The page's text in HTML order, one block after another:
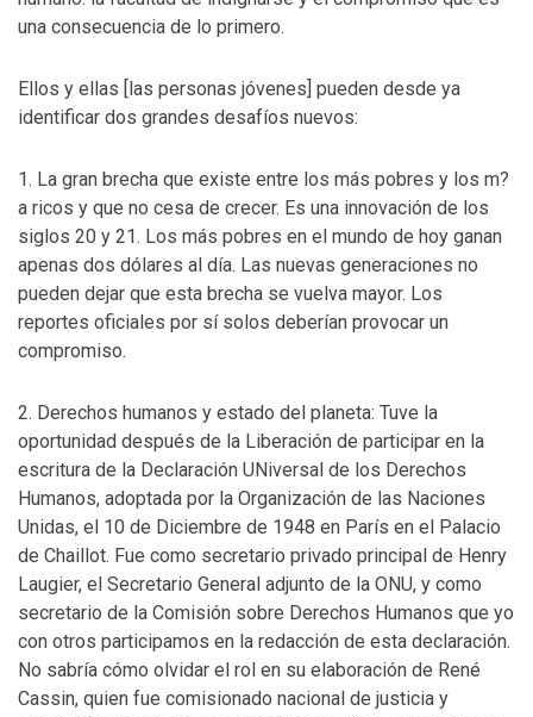
una consecuencia de lo primero.
Ellos y ellas [las personas jóvenes] pueden desde ya
identificar dos grandes desafíos nuevos:
1. La gran brecha que existe entre los más pobres y los m?
a ricos y que no cesa de crecer. Es una innovación de los
siglos 20 y 21. Los más pobres en el mundo de hoy ganan
apenas dos dólares al día. Las nuevas generaciones no
pueden dejar que esta brecha se vuelva mayor. Los
reportes oficiales por sí solos deberían provocar un
compromiso.
2. Derechos humanos y estado del planeta: Tuve la
oportunidad después de la Liberación de participar en la
escritura de la Declaración UNiversal de los Derechos
Humanos, adoptada por la Organización de las Naciones
Unidas, el 10 de Diciembre de 1948 en París en el Palacio
de Chaillot. Fue como secretario privado principal de Henry
Laugier, el Secretario General adjunto de la ONU, y como
secretario de la Comisión sobre Derechos Humanos que yo
con otros participamos en la redacción de esta declaración.
No sabría cómo olvidar el rol en su elaboración de René
Cassin, quien fue comisionado nacional de justicia y